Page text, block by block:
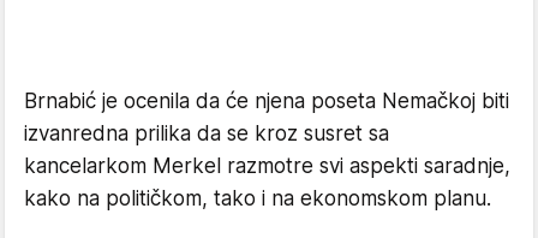
Brnabić je ocenila da će njena poseta Nemačkoj biti
izvanredna prilika da se kroz susret sa
kancelarkom Merkel razmotre svi aspekti saradnje,
kako na političkom, tako i na ekonomskom planu.